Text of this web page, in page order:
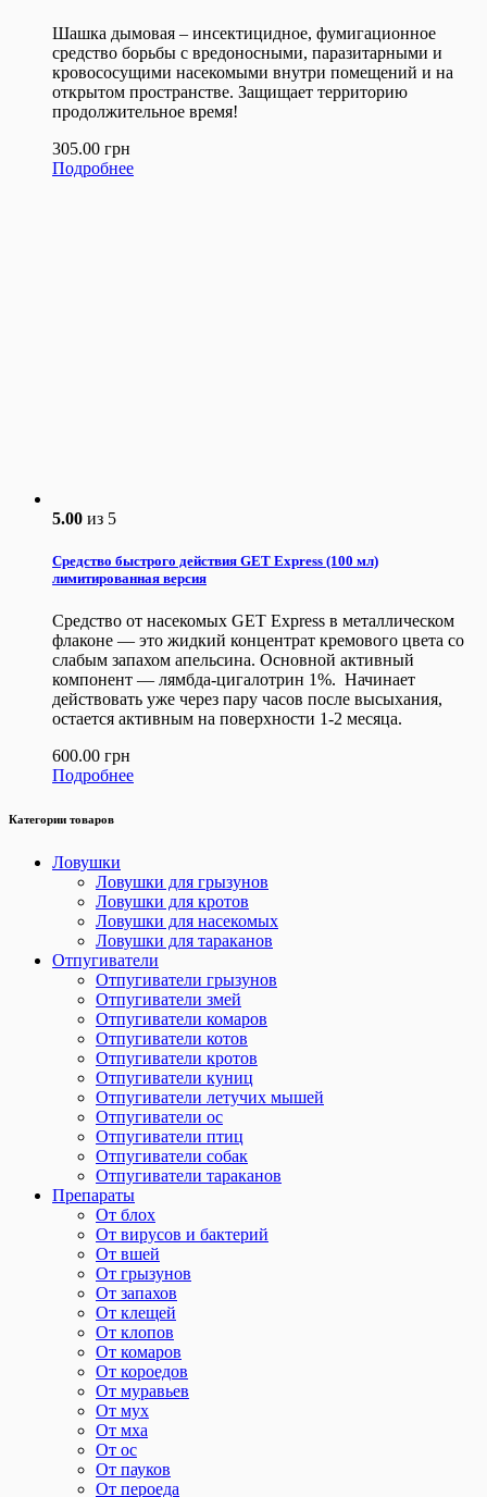
Шашка дымовая – инсектицидное, фумигационное
средство борьбы с вредоносными, паразитарными и
кровососущими насекомыми внутри помещений и на
открытом пространстве. Защищает территорию
продолжительное время!
305.00 грн
Подробнее
5.00 из 5
Средство быстрого действия GET Express (100 мл)
лимитированная версия
Средство от насекомых GET Express в металлическом
флаконе — это жидкий концентрат кремового цвета со
слабым запахом апельсина. Основной активный
компонент — лямбда-цигалотрин 1%. Начинает
действовать уже через пару часов после высыхания,
остается активным на поверхности 1-2 месяца.
600.00 грн
Подробнее
Категории товаров
Ловушки
Ловушки для грызунов
Ловушки для кротов
Ловушки для насекомых
Ловушки для тараканов
Отпугиватели
Отпугиватели грызунов
Отпугиватели змей
Отпугиватели комаров
Отпугиватели котов
Отпугиватели кротов
Отпугиватели куниц
Отпугиватели летучих мышей
Отпугиватели ос
Отпугиватели птиц
Отпугиватели собак
Отпугиватели тараканов
Препараты
От блох
От вирусов и бактерий
От вшей
От грызунов
От запахов
От клещей
От клопов
От комаров
От короедов
От муравьев
От мух
От мха
От ос
От пауков
От пероеда